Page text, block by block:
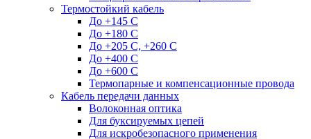
Термостойкий кабель
До +145 С
До +180 C
До +205 С, +260 С
До +400 C
До +600 С
Термопарные и компенсационные провода
Кабель передачи данных
Волоконная оптика
Для буксируемых цепей
Для искробезопасного применения